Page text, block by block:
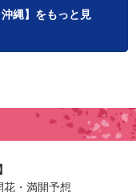
縄】をもっと見
・満開予想